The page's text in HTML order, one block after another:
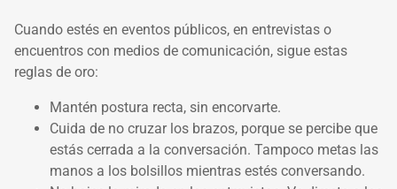
Cuando estés en eventos públicos, en entrevistas o
encuentros con medios de comunicación, sigue estas
reglas de oro:
Mantén postura recta, sin encorvarte.
Cuida de no cruzar los brazos, porque se percibe que
estás cerrada a la conversación. Tampoco metas las
manos a los bolsillos mientras estés conversando.